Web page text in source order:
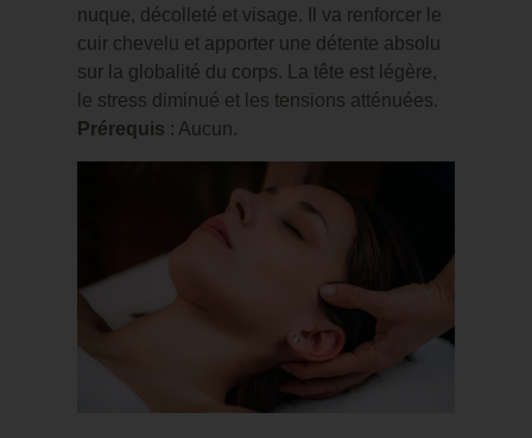
Atrapuncture
Bien-être en entreprise
Bons cadeaux
Contact
nuque, décolleté et visage. Il va renforcer le
cuir chevelu et apporter une détente absolu
sur la globalité du corps. La tête est légère,
le stress diminué et les tensions atténuées.
Prérequis : Aucun.